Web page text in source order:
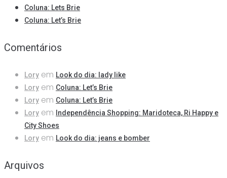
Coluna: Lets Brie
Coluna: Let’s Brie
Comentários
Lory em Look do dia: lady like
Lory em Coluna: Let’s Brie
Lory em Coluna: Let’s Brie
Lory em
Independência Shopping: Maridoteca, Ri Happy e
City Shoes
Lory em Look do dia: jeans e bomber
Arquivos